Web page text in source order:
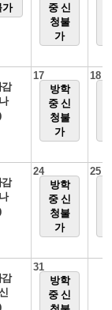
가
중 신
청불
가
17
방학
중 신
청불
가
18
24
방학
중 신
청불
가
25
31
방학
중 신